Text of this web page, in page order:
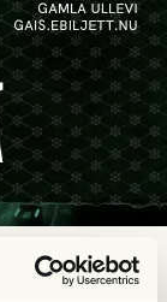
BK 26/7